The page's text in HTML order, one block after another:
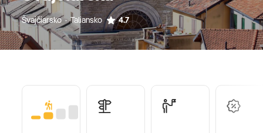
Švajčiarsko · Taliansko 4.7